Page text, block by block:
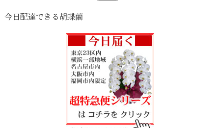
今日配達できる胡蝶蘭